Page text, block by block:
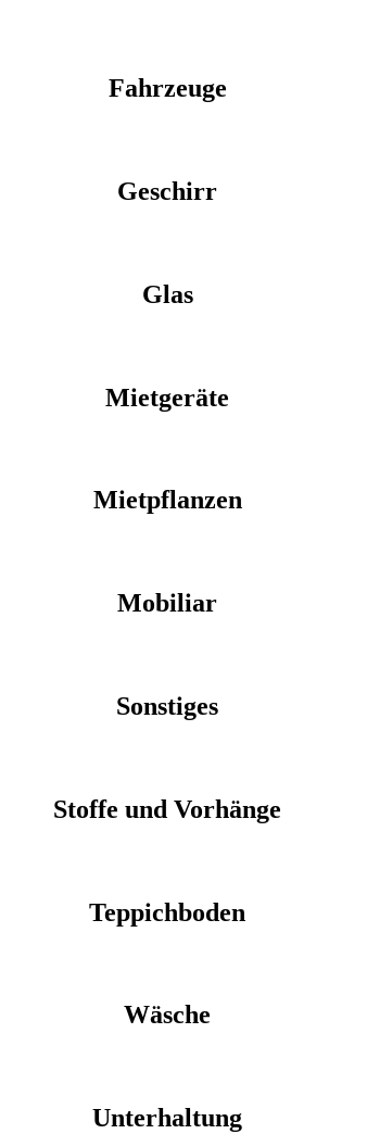
Fahrzeuge
Geschirr
Glas
Mietgeräte
Mietpflanzen
Mobiliar
Sonstiges
Stoffe und Vorhänge
Teppichboden
Wäsche
Unterhaltung